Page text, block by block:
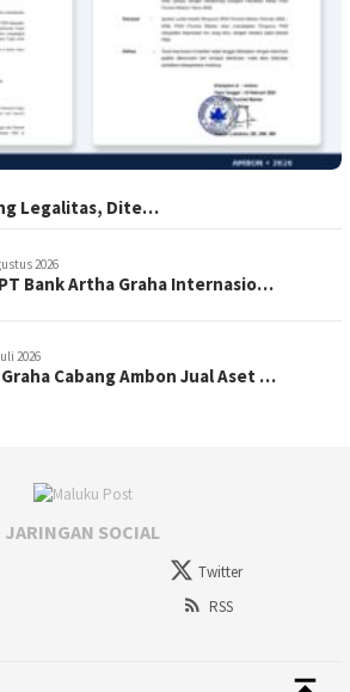
Legalitas, Dite…
2026
Bank Artha Graha Internasio…
2026
Cabang Ambon Jual Aset …
JARINGAN SOCIAL
Twitter
RSS